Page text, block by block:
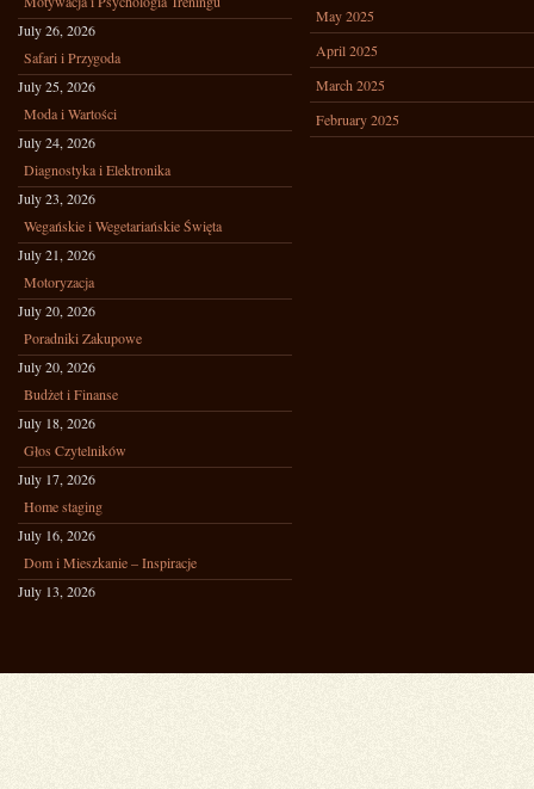
July 26, 2026
Safari i Przygoda
July 25, 2026
Moda i Wartości
July 24, 2026
Diagnostyka i Elektronika
July 23, 2026
Wegańskie i Wegetariańskie Święta
July 21, 2026
Motoryzacja
July 20, 2026
Poradniki Zakupowe
July 20, 2026
Budżet i Finanse
July 18, 2026
Głos Czytelników
July 17, 2026
Home staging
July 16, 2026
Dom i Mieszkanie – Inspiracje
July 13, 2026
May 2025
April 2025
March 2025
February 2025